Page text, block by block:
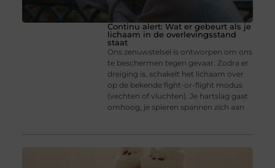
Continu alert: Wat er gebeurt als je
lichaam in de overlevingsstand
staat
Ons zenuwstelsel is ontworpen om ons
te beschermen tegen gevaar. Zodra er
dreiging is, schakelt het lichaam over
op de bekende fight-or-flight modus
(vechten of vluchten). Je hartslag gaat
omhoog, je spieren spannen zich aan